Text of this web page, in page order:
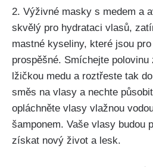
2. Výživné masky s‌ medem a⁢
skvělý‌ pro hydrataci vlasů,
mastné kyseliny, které jsou
prospěšné. Smíchejte polovinu
lžičkou medu⁣ a roztřeste tak
směs na vlasy a ‌nechte
opláchněte vlasy vlažnou
šamponem. Vaše vlasy budou
získat nový život a lesk.